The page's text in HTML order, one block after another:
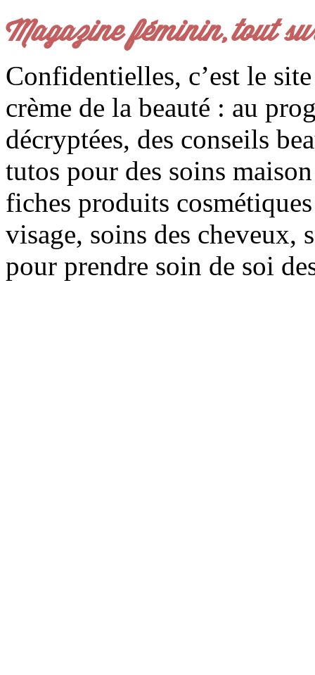
Magazine féminin, tout
Confidentielles, c’est le
crème de la beauté : au
décryptées, des conseils
tutos pour des soins
fiches produits
visage, soins des cheveux,
pour prendre soin de soi